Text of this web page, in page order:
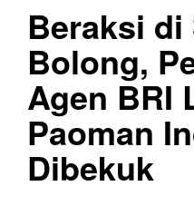
Beraksi di
Bolong,
Agen BRI
Paoman
Dibekuk